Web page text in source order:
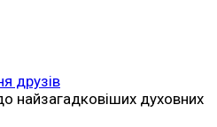
друзів
найзагадковіших духовних